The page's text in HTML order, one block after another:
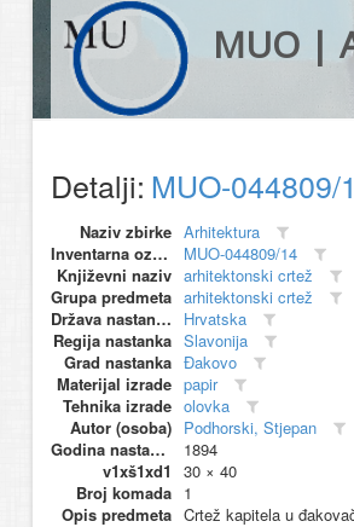
MUO |
Detalji: MUO-
Naziv zbirke Arhitektura
Inventarna oznaka
MUO-044809/14
Književni naziv arhitektonski crtež
Grupa predmeta arhitektonski crtež
Država nastanka
Hrvatska
Regija nastanka Slavonija
Grad nastanka Đakovo
Materijal izrade papir
Tehnika izrade olovka
Autor (osoba) Podhorski, Stjepan
Godina nastanka
1894
v1xš1xd1
30 × 40
Broj komada 1
Opis predmeta Crtež kapitela u